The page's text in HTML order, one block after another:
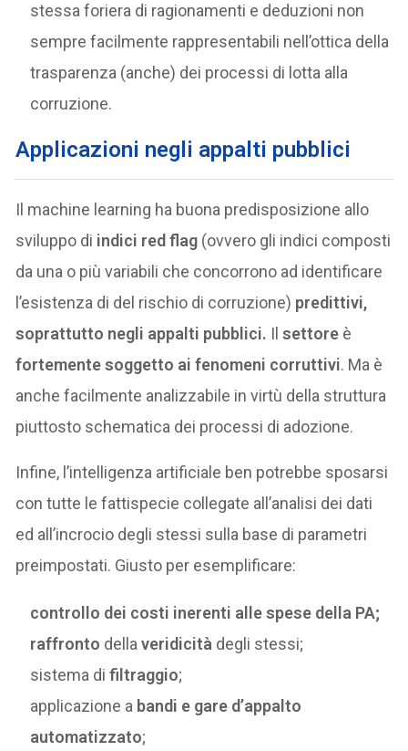
stessa foriera di ragionamenti e deduzioni non
sempre facilmente rappresentabili nell’ottica della
trasparenza (anche) dei processi di lotta alla
corruzione.
Applicazioni negli appalti pubblici
Il machine learning ha buona predisposizione allo
sviluppo di indici red flag (ovvero gli indici composti
da una o più variabili che concorrono ad identificare
l’esistenza di del rischio di corruzione) predittivi,
soprattutto negli appalti pubblici. Ilsettore è
fortemente soggetto ai fenomeni corruttivi. Ma è
anche facilmente analizzabile in virtù della struttura
piuttosto schematica dei processi di adozione.
Infine, l’intelligenza artificiale ben potrebbe sposarsi
con tutte le fattispecie collegate all’analisi dei dati
ed all’incrocio degli stessi sulla base di parametri
preimpostati. Giusto per esemplificare:
controllo dei costi inerenti alle spese della PA;
raffronto dellaveridicità degli stessi;
sistema difiltraggio;
applicazione a bandi e gare d’appalto
automatizzato;